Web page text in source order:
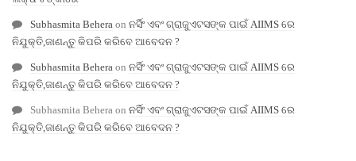
Subhasmita Behera on ନର୍ସିଂ ଏବଂ ଗ୍ରାଜୁଏଟସଙ୍କ ପାଇଁ AIIMS ରେ
ନିଯୁକ୍ତି,ଜାଣନ୍ତୁ କିପରି କରିବେ ଆବେଦନ ?
Subhasmita Behera on ନର୍ସିଂ ଏବଂ ଗ୍ରାଜୁଏଟସଙ୍କ ପାଇଁ AIIMS ରେ
ନିଯୁକ୍ତି,ଜାଣନ୍ତୁ କିପରି କରିବେ ଆବେଦନ ?
Subhasmita Behera on ନର୍ସିଂ ଏବଂ ଗ୍ରାଜୁଏଟସଙ୍କ ପାଇଁ AIIMS ରେ
ନିଯୁକ୍ତି,ଜାଣନ୍ତୁ କିପରି କରିବେ ଆବେଦନ ?